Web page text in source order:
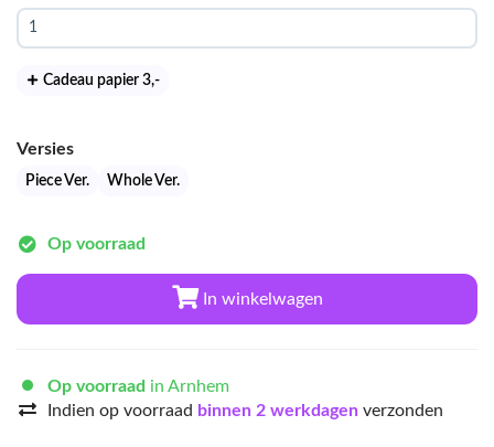
Cadeau papier 3,-
Versies
Piece Ver. Whole Ver.
Op voorraad
In winkelwagen
Op voorraad in Arnhem
Indien op voorraad binnen 2 werkdagen verzonden